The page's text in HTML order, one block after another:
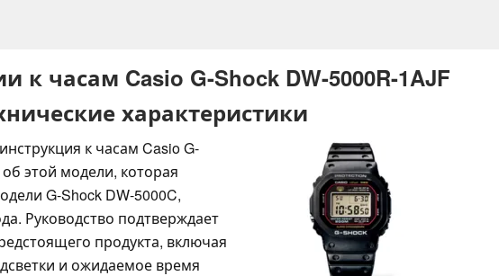
к часам Casio G-Shock DW-5000R-1AJF
характеристики
к часам Casio G-
этой модели, которая
G-Shock DW-5000C,
Руководство подтверждает
продукта, включая
и ожидаемое время